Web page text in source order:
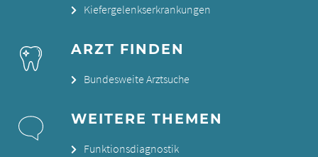
Kiefergelenkserkrankungen
ARZT FINDEN
Bundesweite Arztsuche
WEITERE THEMEN
Funktionsdiagnostik